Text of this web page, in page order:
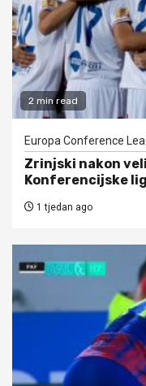
2 min read
Europa Conference
Zrinjski nakon
Konferencijske
1 tjedan ago